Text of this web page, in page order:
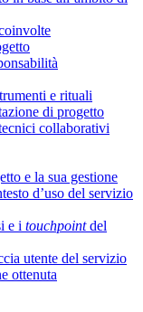
e rituali
di progetto
collaborativi
e la sua gestione
d’uso del servizio
e i touchpointdel
utente del servizio
ottenuta